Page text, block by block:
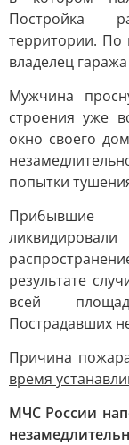
Постройка
территории. По
владелец
Мужчина
строения уже
окно своего
попытки
Прибывшие
результате
всей
Пострадавших
Причина
время
МЧС России